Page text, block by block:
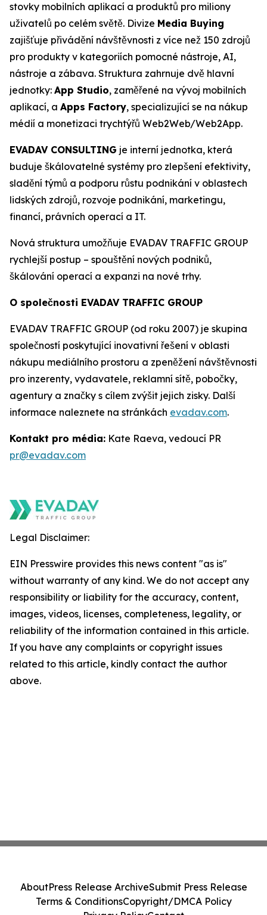
stovky mobilních aplikací a produktů pro miliony
uživatelů po celém světě. Divize Media Buying
zajišťuje přivádění návštěvnosti z více než 150 zdrojů
pro produkty v kategoriích pomocné nástroje, AI,
nástroje a zábava. Struktura zahrnuje dvě hlavní
jednotky: App Studio, zaměřené na vývoj mobilních
aplikací, a Apps Factory, specializující se na nákup
médií a monetizaci trychtýřů Web2Web/Web2App.
EVADAV CONSULTING je interní jednotka, která
buduje škálovatelné systémy pro zlepšení efektivity,
sladění týmů a podporu růstu podnikání v oblastech
lidských zdrojů, rozvoje podnikání, marketingu,
financí, právních operací a IT.
Nová struktura umožňuje EVADAV TRAFFIC GROUP
rychlejší postup – spouštění nových podniků,
škálování operací a expanzi na nové trhy.
O společnosti EVADAV TRAFFIC GROUP
EVADAV TRAFFIC GROUP (od roku 2007) je skupina
společností poskytující inovativní řešení v oblasti
nákupu mediálního prostoru a zpeněžení návštěvnosti
pro inzerenty, vydavatele, reklamní sítě, pobočky,
agentury a značky s cílem zvýšit jejich zisky. Další
informace naleznete na stránkách evadav.com.
Kontakt pro média: Kate Raeva, vedoucí PR
pr@evadav.com
Legal Disclaimer:
EIN Presswire provides this news content "as is"
without warranty of any kind. We do not accept any
responsibility or liability for the accuracy, content,
images, videos, licenses, completeness, legality, or
reliability of the information contained in this article.
If you have any complaints or copyright issues
related to this article, kindly contact the author
above.
AboutPress Release ArchiveSubmit Press Release
Terms & ConditionsCopyright/DMCA Policy